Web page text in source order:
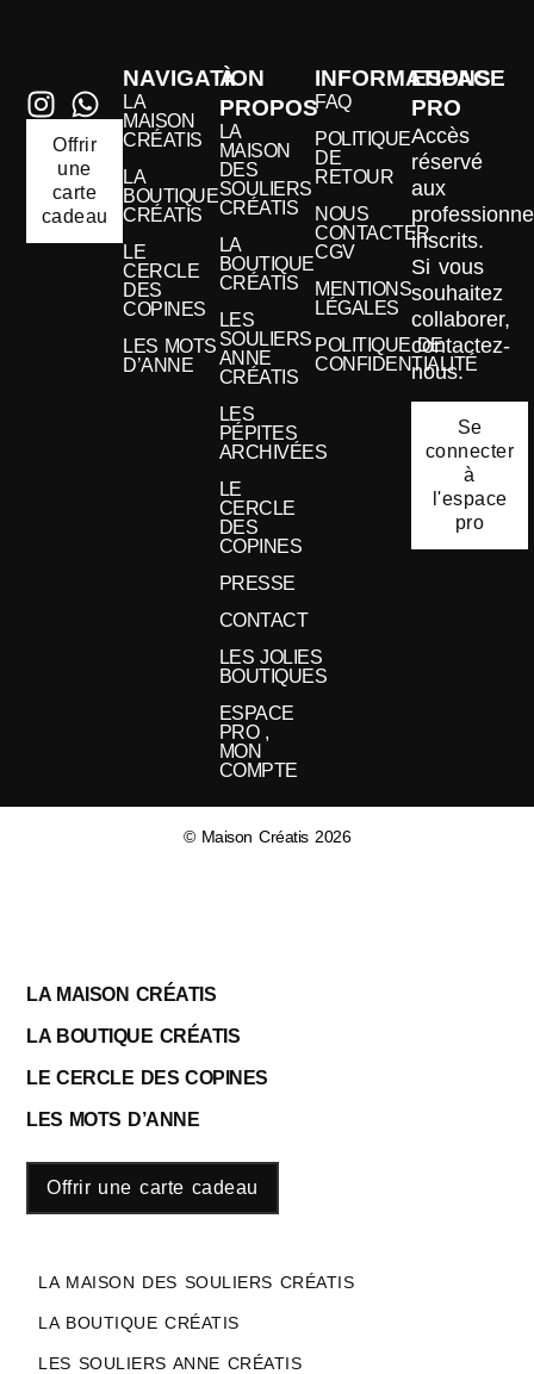
Offrir
une
carte
cadeau
NAVIGATION
LA
MAISON
CRÉATIS
LA
BOUTIQUE
CRÉATIS
LE
CERCLE
DES
COPINES
LES MOTS
D’ANNE
À
PROPOS
LA
MAISON
DES
SOULIERS
CRÉATIS
LA
BOUTIQUE
CRÉATIS
LES
SOULIERS
ANNE
CRÉATIS
LES
PÉPITES
ARCHIVÉES
LE
CERCLE
DES
COPINES
PRESSE
CONTACT
LES JOLIES
BOUTIQUES
ESPACE
PRO ,
MON
COMPTE
INFORMATIONS
FAQ
POLITIQUE
DE
RETOUR
NOUS
CONTACTER
CGV
MENTIONS
LÉGALES
POLITIQUE DE
CONFIDENTIALITÉ
ESPACE
PRO
Accès
réservé
aux
inscrits.
Si vous
souhaitez
collaborer,
contactez-
nous.
Se
connecter
à
l'espace
pro
© Maison Créatis 2026
LA MAISON CRÉATIS
LA BOUTIQUE CRÉATIS
LE CERCLE DES COPINES
LES MOTS D’ANNE
Offrir une carte cadeau
LA MAISON DES SOULIERS CRÉATIS
LA BOUTIQUE CRÉATIS
LES SOULIERS ANNE CRÉATIS